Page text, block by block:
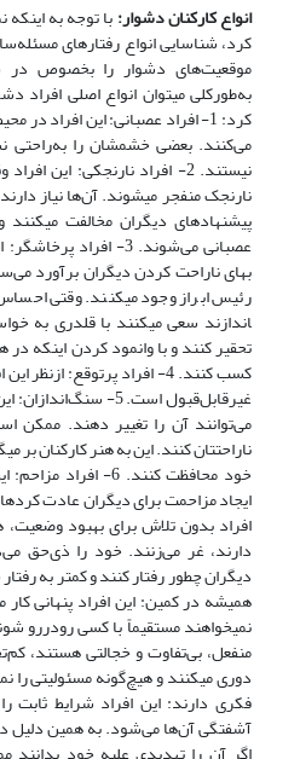
انواع کارکنان دشوار:با توجه به
کرد، شناسایی انواع رفتارهای
موقعیت‌های دشوار را بخصوص در
به‌طورکلی می­توان انواع اصلی افراد
کرد: 1- افراد عصبانی: این افراد
می‌کنند. بعضی خشمشان را به‌راحتی
نیستند. 2- افراد نارنجکی:
نارنجک منفجر می­شوند. آن‌ها نیاز
پیشنهادهای دیگران مخالفت
عصبانی می‌شوند. 3-
بهای ناراحت کردن دیگران برآورد
رئیس ابراز وجود می­کنند. وقتی
اندازند سعی می­کنند با قلدری به
تحقیر کنند و با وانمود کردن اینکه
کسب کنند. 4- افراد پرتوقع:
غیرقابل‌قبول است. 5-
می‌توانند آن را تغییر دهند. ممکن
ناراحتتان کنند. این به هنر کارکنان بر
خود محافظت کنند. 6-
افراد بدون تلاش برای بهبود
دارند، غر می‌زنند. خود را ذی‌حق
همیشه در کمین: این افراد پنهانی
منفعل، بی‌تفاوت و خجالتی هستند،
فکری دارند: این افراد شرایط
آشفتگی آن‌ها می‌شود. به همین دلیل